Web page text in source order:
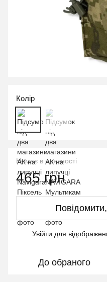
Колір
Немає в наявності
465 грн
Увійти для
До обраного